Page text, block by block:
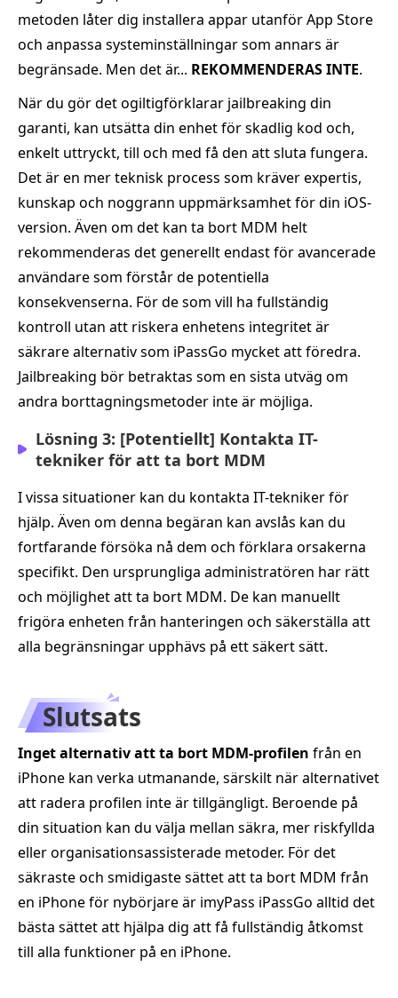
metoden låter dig installera appar utanför App Store
och anpassa systeminställningar som annars är
begränsade. Men det är... REKOMMENDERAS INTE.
När du gör det ogiltigförklarar jailbreaking din
garanti, kan utsätta din enhet för skadlig kod och,
enkelt uttryckt, till och med få den att sluta fungera.
Det är en mer teknisk process som kräver expertis,
kunskap och noggrann uppmärksamhet för din iOS-
version. Även om det kan ta bort MDM helt
rekommenderas det generellt endast för avancerade
användare som förstår de potentiella
konsekvenserna. För de som vill ha fullständig
kontroll utan att riskera enhetens integritet är
säkrare alternativ som iPassGo mycket att föredra.
Jailbreaking bör betraktas som en sista utväg om
andra borttagningsmetoder inte är möjliga.
Lösning 3: [Potentiellt] Kontakta IT-
tekniker för att ta bort MDM
I vissa situationer kan du kontakta IT-tekniker för
hjälp. Även om denna begäran kan avslås kan du
fortfarande försöka nå dem och förklara orsakerna
specifikt. Den ursprungliga administratören har rätt
och möjlighet att ta bort MDM. De kan manuellt
frigöra enheten från hanteringen och säkerställa att
alla begränsningar upphävs på ett säkert sätt.
Slutsats
Inget alternativ att ta bort MDM-profilen från en
iPhone kan verka utmanande, särskilt när alternativet
att radera profilen inte är tillgängligt. Beroende på
din situation kan du välja mellan säkra, mer riskfyllda
eller organisationsassisterade metoder. För det
säkraste och smidigaste sättet att ta bort MDM från
en iPhone för nybörjare är imyPass iPassGo alltid det
bästa sättet att hjälpa dig att få fullständig åtkomst
till alla funktioner på en iPhone.